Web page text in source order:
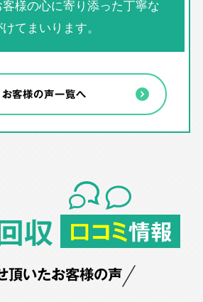
様の心に寄り添った丁寧な
てまいります。
お客様の声一覧へ
収 口コミ情報
頂いたお客様の声